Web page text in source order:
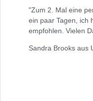
"Zum 2. Mal eine
ein paar Tagen, ich
empfohlen. Vielen
Sandra Brooks aus